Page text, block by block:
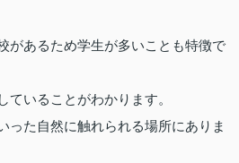
があるため学生が多いことも特徴で
いることがわかります。
った自然に触れられる場所にありま